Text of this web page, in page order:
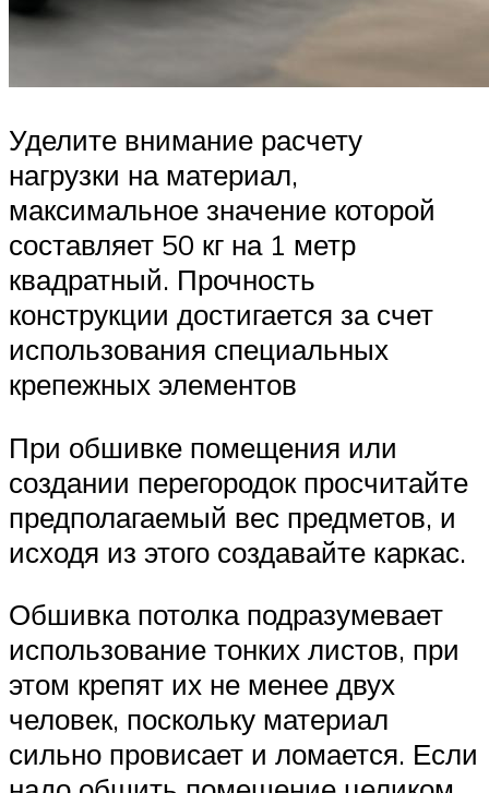
Уделите внимание расчету
нагрузки на материал,
максимальное значение которой
составляет 50 кг на 1 метр
квадратный. Прочность
конструкции достигается за счет
использования специальных
крепежных элементов
При обшивке помещения или
создании перегородок просчитайте
предполагаемый вес предметов, и
исходя из этого создавайте каркас.
Обшивка потолка подразумевает
использование тонких листов, при
этом крепят их не менее двух
человек, поскольку материал
сильно провисает и ломается. Если